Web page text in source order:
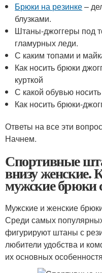
Брюки на резинке–
блузками.
Штаны-джоггеры под
гламурных леди.
С каким топами и
Как носить брюки
курткой
С какой обувью
Как носить брюки-
Ответы на все эти
Начнем.
Спортивные
внизу женские.
мужские брюки
Мужские и женские
Среди самых
фигурируют штаны с
любители удобства и
их основных